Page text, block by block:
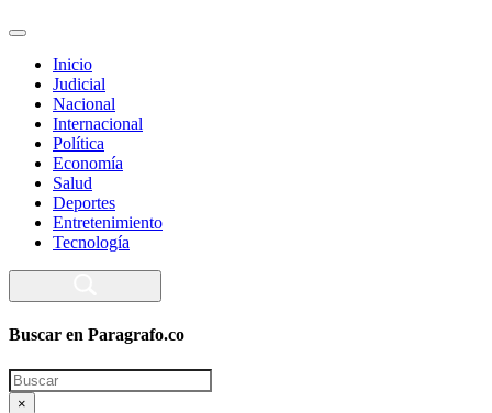
Inicio
Judicial
Nacional
Internacional
Política
Economía
Salud
Deportes
Entretenimiento
Tecnología
Buscar en Paragrafo.co
Search
×